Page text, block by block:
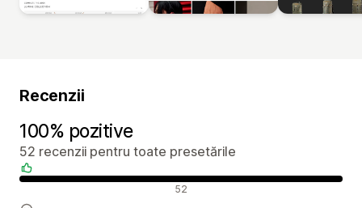
Recenzii
100% pozitive
52 recenzii pentru toate presetările
Recenzii pozitive 52